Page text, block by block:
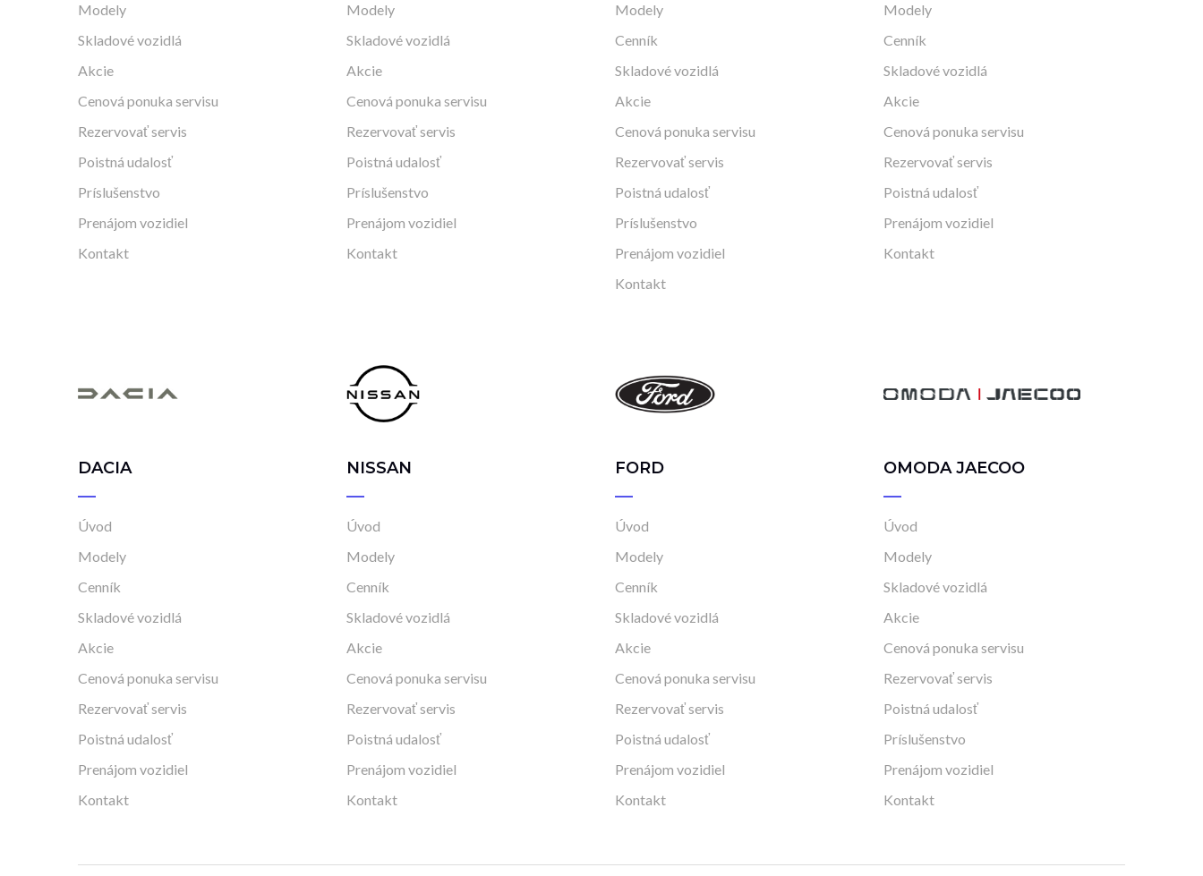
Modely
Skladové vozidlá
Akcie
Cenová ponuka servisu
Rezervovať servis
Poistná udalosť
Príslušenstvo
Prenájom vozidiel
Kontakt
Modely
Skladové vozidlá
Akcie
Cenová ponuka servisu
Rezervovať servis
Poistná udalosť
Príslušenstvo
Prenájom vozidiel
Kontakt
Modely
Cenník
Skladové vozidlá
Akcie
Cenová ponuka servisu
Rezervovať servis
Poistná udalosť
Príslušenstvo
Prenájom vozidiel
Kontakt
Modely
Cenník
Skladové vozidlá
Akcie
Cenová ponuka servisu
Rezervovať servis
Poistná udalosť
Prenájom vozidiel
Kontakt
DACIA
Úvod
Modely
Cenník
Skladové vozidlá
Akcie
Cenová ponuka servisu
Rezervovať servis
Poistná udalosť
Prenájom vozidiel
Kontakt
NISSAN
Úvod
Modely
Cenník
Skladové vozidlá
Akcie
Cenová ponuka servisu
Rezervovať servis
Poistná udalosť
Prenájom vozidiel
Kontakt
FORD
Úvod
Modely
Cenník
Skladové vozidlá
Akcie
Cenová ponuka servisu
Rezervovať servis
Poistná udalosť
Prenájom vozidiel
Kontakt
OMODA JAECOO
Úvod
Modely
Skladové vozidlá
Akcie
Cenová ponuka servisu
Rezervovať servis
Poistná udalosť
Príslušenstvo
Prenájom vozidiel
Kontakt